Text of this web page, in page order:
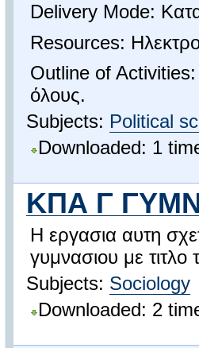
Delivery Mode:
Resources:
Outline of Activities:
όλους.
Subjects: Political
Downloaded: 1
ΚΠΑ Γ
Η εργασια αυτη
γυμνασιου με
Subjects: Sociology
Downloaded: 2